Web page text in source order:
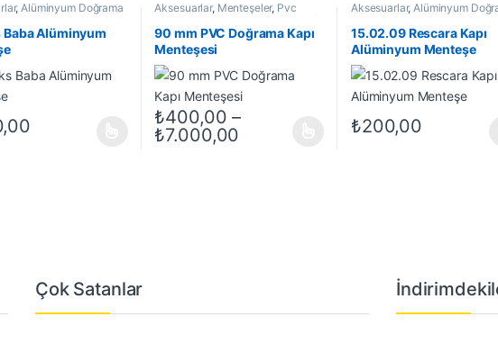
,Alüminyum Doğrama
Menteşeler
Alüminyum
birden fazla varyasyonu var. Seçenekler ürün sayfasından seçilebilir
Aksesuarlar, Menteşeler, Pvc
Doğrama Kapı Menteşeleri
İnşaat Ürünleri
90 mm PVC Doğrama Kapı
Menteşesi
₺400,00 –
₺7.000,00 Fiyat aralığı: ₺400,00 -
Bu ürünün birden fazla varyasyonu var. Seçenekler ürün
Aksesuarlar,Alüminyum
Menteşeler
/ İnşaat Ürünleri
15.02.09 Rescara Kapı
Alüminyum Menteşe
₺200,00
Bu ürünün birden fazla
Çok Satanlar